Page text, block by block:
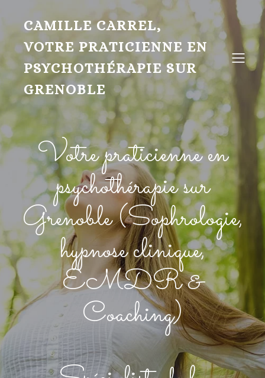
CAMILLE CARREL,
VOTRE PRATICIENNE EN
PSYCHOTHÉRAPIE SUR
GRENOBLE
Votre praticienne en
psychothérapie sur
Grenoble (Sophrologie,
hypnose clinique,
EMDR &
Coaching)